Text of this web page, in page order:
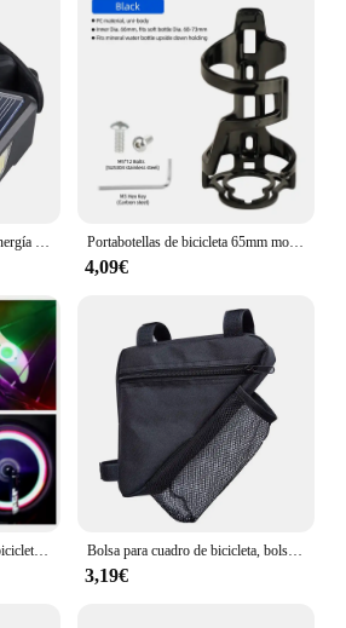
Luz trasera de bicicleta con energía Solar, luces traseras recargables para ciclismo, luz trasera para bicicleta de montaña y carretera, lámpara roja de seguridad para ciclismo nocturno Portabotellas de bicicleta 65mm moldeado MTB Ciclismo de Carretera deportes policarbonato soporte para botella de agua estante portador
4,09€
Luz para radios de rueda de bicicleta, luces para neumáticos, 3 modos, LED, resistente al agua, advertencia de seguridad para bicicleta, fácil de instalar, accesorios para bicicleta con batería Bolsa para cuadro de bicicleta, bolsa para manillar de tubo frontal, resistente al agua, con soporte para botella de agua, accesorios para bicicleta
3,19€